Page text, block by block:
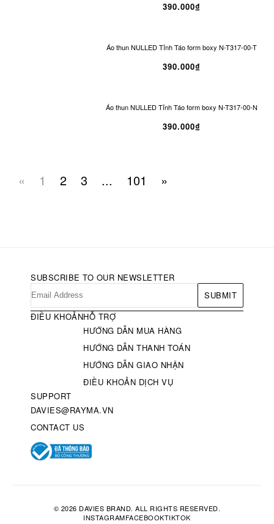
390.000₫
Áo thun NULLED Tỉnh Táo form boxy N-T317-00-T
390.000₫
Áo thun NULLED Tỉnh Táo form boxy N-T317-00-N
390.000₫
« 1 2 3 ... 101 »
SUBSCRIBE TO OUR NEWSLETTER
SUBMIT
ĐIỀU KHOẢNHỖ TRỢ
HƯỚNG DẪN MUA HÀNG
HƯỚNG DẪN THANH TOÁN
HƯỚNG DẪN GIAO NHẬN
ĐIỀU KHOẢN DỊCH VỤ
SUPPORT
DAVIES@RAYMA.VN
CONTACT US
© 2026 DAVIES BRAND. ALL RIGHTS RESERVED.
INSTAGRAMFACEBOOKTIKTOK